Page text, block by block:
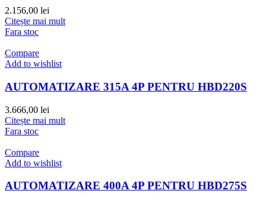
2.156,00 lei
Citește mai mult
Fara stoc
Compare
Add to wishlist
AUTOMATIZARE 315A 4P PENTRU HBD220S
3.666,00 lei
Citește mai mult
Fara stoc
Compare
Add to wishlist
AUTOMATIZARE 400A 4P PENTRU HBD275S